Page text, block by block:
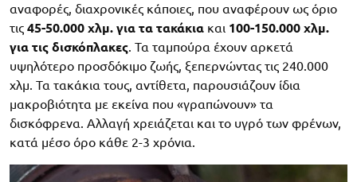
αναφορές, διαχρονικές κάποιες, που αναφέρουν ως όριο
τις 45-50.000 χλμ. για τα τακάκια και 100-150.000 χλμ.
για τις δισκόπλακες. Τα ταμπούρα έχουν αρκετά
υψηλότερο προσδόκιμο ζωής, ξεπερνώντας τις 240.000
χλμ. Τα τακάκια τους, αντίθετα, παρουσιάζουν ίδια
μακροβιότητα με εκείνα που «γραπώνουν» τα
δισκόφρενα. Αλλαγή χρειάζεται και το υγρό των φρένων,
κατά μέσο όρο κάθε 2-3 χρόνια.